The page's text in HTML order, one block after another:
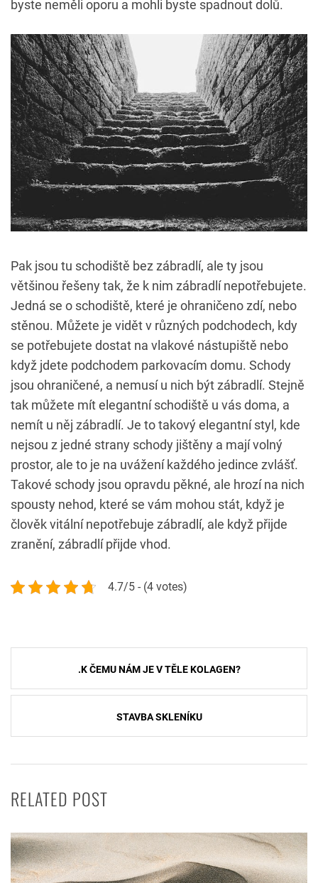
byste neměli oporu a mohli byste spadnout dolů.
Pak jsou tu schodiště bez zábradlí, ale ty jsou
většinou řešeny tak, že k nim zábradlí nepotřebujete.
Jedná se o schodiště, které je ohraničeno zdí, nebo
stěnou. Můžete je vidět v různých podchodech, kdy
se potřebujete dostat na vlakové nástupiště nebo
když jdete podchodem parkovacím domu. Schody
jsou ohraničené, a nemusí u nich být zábradlí. Stejně
tak můžete mít elegantní schodiště u vás doma, a
nemít u něj zábradlí. Je to takový elegantní styl, kde
nejsou z jedné strany schody jištěny a mají volný
prostor, ale to je na uvážení každého jedince zvlášť.
Takové schody jsou opravdu pěkné, ale hrozí na nich
spousty nehod, které se vám mohou stát, když je
člověk vitální nepotřebuje zábradlí, ale když přijde
zranění, zábradlí přijde vhod.
4.7/5 - (4 votes)
Navigace
pro
.K ČEMU NÁM JE V TĚLE KOLAGEN?
STAVBA SKLENÍKU
RELATED POST